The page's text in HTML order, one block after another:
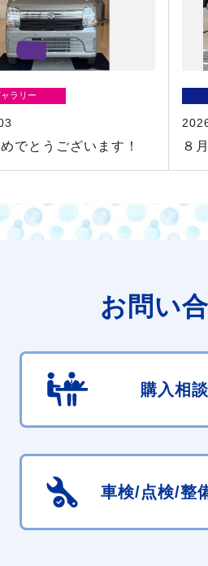
ラリー
でとうございます！ ８
お問い
購入相談
車検/点検/整